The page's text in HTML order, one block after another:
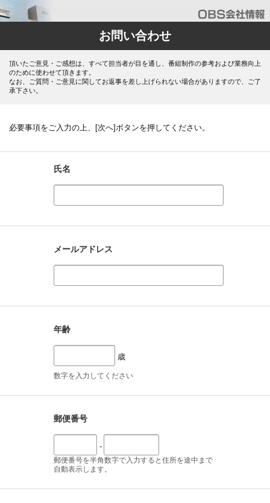
お問い合わせ
頂いたご意見・ご感想は、すべて担当者が目を通し、番組制作の参考および業務向上
のために使わせて頂きます。
なお、ご質問・ご意見に関してお返事を差し上げられない場合がありますので、ご了
承下さい。
必要事項をご入力の上、[次へ]ボタンを押してください。
氏名
メールアドレス
年齢
歳
数字を入力してください
郵便番号
-
郵便番号を半角数字で入力すると住所を途中まで
自動表示します。